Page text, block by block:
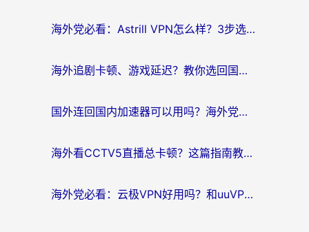
海外党必看：Astrill VPN怎么样？3步选对回国加速器实现无缝刷剧玩游戏
海外追剧卡顿、游戏延迟？教你选回国加速器，附免费加速器试用一小时福利
国外连回国内加速器可以用吗？海外党亲测实用指南，解决追剧游戏卡顿难题
海外看CCTV5直播总卡顿？这篇指南教你选对回国加速器，无缝刷国内资源
海外党必看：云极VPN好用吗？和uuVPN对比哪个回国效果更好？附真实体验+避坑指南